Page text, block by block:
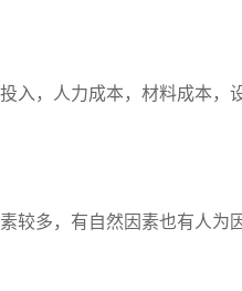
入，人力成本，材料成本，
较多，有自然因素也有人